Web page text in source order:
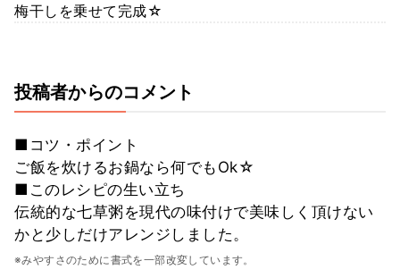
梅干しを乗せて完成☆
投稿者からのコメント
■コツ・ポイント
ご飯を炊けるお鍋なら何でもOk☆
■このレシピの生い立ち
伝統的な七草粥を現代の味付けで美味しく頂けない
かと少しだけアレンジしました。
※みやすさのために書式を一部改変しています。